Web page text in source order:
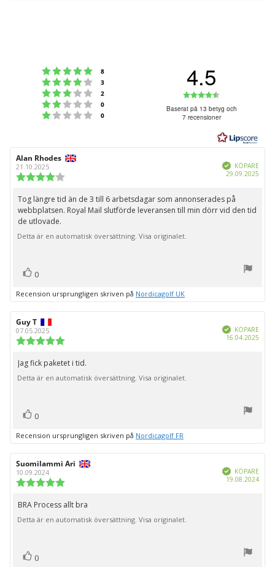
Betyg: 5 utav 5 stjärnor
8
Betyg: 4 utav 5 stjärnor
3
Betyg: 3 utav 5 stjärnor
2
Betyg: 2 utav 5 stjärnor
0
Betyg: 1 utav 5 stjärnor
0
4.5
4.5
utav
5
Baserat på 13 betyg och
7 recensioner
Recensionsförfattare:
Alan Rhodes
21.10.2025
utav
5
stjärnor
Bekräftad
KÖPARE
29.09.2025
Recensionstext:
Tog längre tid än de 3 till 6 arbetsdagar som annonserades på
webbplatsen. Royal Mail slutförde leveransen till min dörr vid den tid
de utlovade.
Detta är en automatisk översättning. Visa originalet.
Rösta
0
Recension ursprungligen skriven på Nordicagolf UK
Recensionsförfattare:
Guy T
07.05.2025
utav
5
stjärnor
Bekräftad
KÖPARE
16.04.2025
Recensionstext:
Jag fick paketet i tid.
Detta är en automatisk översättning. Visa originalet.
Rösta
0
Recension ursprungligen skriven på Nordicagolf FR
Recensionsförfattare:
Suomilammi Ari
10.09.2024
utav
5
stjärnor
Bekräftad
KÖPARE
19.08.2024
Recensionstext:
BRA Process allt bra
Detta är en automatisk översättning. Visa originalet.
Rösta
0